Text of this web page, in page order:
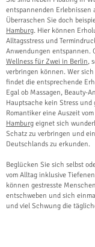
entspannenden Erlebnissen
Überraschen Sie doch
Hamburg. Hier können
Alltagsstress und
Anwendungen entspannen.
Wellness für Zwei in Berlin,
verbringen können. Wer
findet die entsprechende
Egal ob Massagen, Beauty-
Hauptsache kein Stress
Romantiker eine Auszeit
Hamburg eignet sich
Schatz zu verbringen und
Deutschlands zu erkunden.
Beglücken Sie sich selbst
vom Alltag inklusive
können gestresste
entschweben und sich
und viel Schwung die